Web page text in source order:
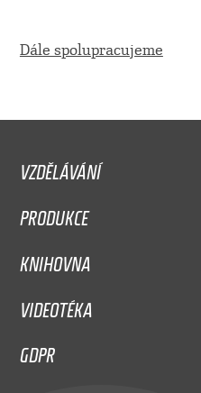
Dále spolupracujeme
VZDĚLÁVÁNÍ
PRODUKCE
KNIHOVNA
VIDEOTÉKA
GDPR